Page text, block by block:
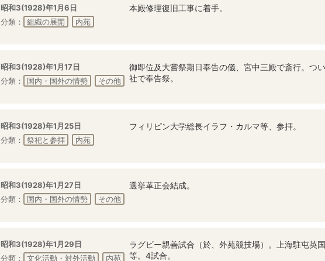
昭和3(1928)年1月6日
分類：
組織の展開 内苑
本殿修理復旧工事に着手。
昭和3(1928)年1月17日
分類：
国内・国外の情勢 その他
御即位及大嘗祭期日奉告の儀、宮中三殿で斎行。つ
社で奉告祭。
昭和3(1928)年1月25日
分類：
祭祀と参拝 内苑
フィリピン大学総長イラフ・カルマ等、参拝。
昭和3(1928)年1月27日
分類：
国内・国外の情勢 その他
選挙革正会結成。
昭和3(1928)年1月29日
分類：
文化活動・対外活動 内苑
ラグビー親善試合（於、外苑競技場）。上海駐屯英
等。4試合。